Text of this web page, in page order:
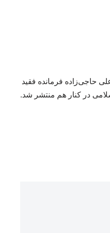
حاجی‌زاده فرمانده فقید
در کنار هم منتشر شد.